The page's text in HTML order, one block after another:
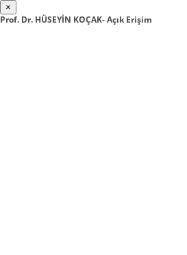
×
Prof. Dr. HÜSEYİN KOÇAK- Açık Erişim